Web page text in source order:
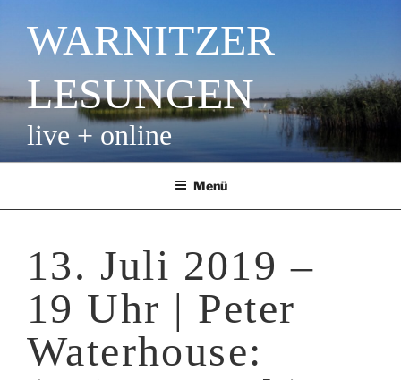
Inhalt
springenWARNITZER
LESUNGEN
live + online
Menü
13. Juli 2019 –
19 Uhr | Peter
Waterhouse: